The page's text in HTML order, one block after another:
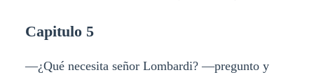
Capitulo 5
—¿Qué necesita señor Lombardi? —pregunto y